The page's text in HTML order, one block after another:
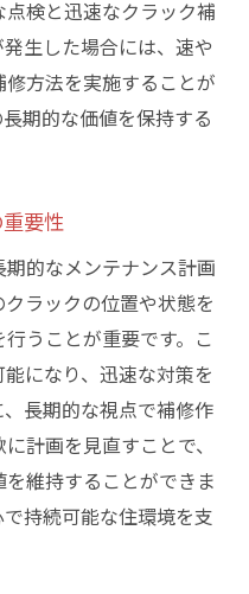
検と迅速なクラック補
生した場合には、速や
方法を実施することが
期的な価値を保持する
要性
的なメンテナンス計画
ラックの位置や状態を
うことが重要です。こ
になり、迅速な対策を
長期的な視点で補修作
計画を見直すことで、
維持することができま
持続可能な住環境を支